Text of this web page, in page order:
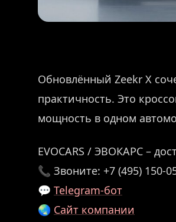
Обновлённый Zeekr X
практичность. Это
мощность в одном
EVOCARS / ЭВОКАРС –
📞 Звоните: +7 (495) 150-
💬 Telegram-бот
🌏 Сайт компании